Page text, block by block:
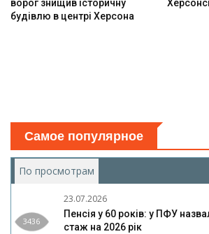
ворог знищив історичну
будівлю в центрі Херсона
Самое популярное
По просмотрам
3436
23.07.2026
Пенсія у 60 років: у ПФУ
стаж на 2026 рік